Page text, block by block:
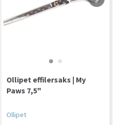
Ollipet effilersaks | My
Paws 7,5"
Ollipet